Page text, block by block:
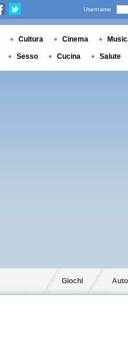
Giochi
Username
Cultura Cinema
Sesso Cucina Salute